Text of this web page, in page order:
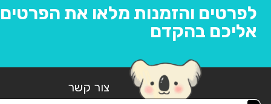
לפרטים והזמנות מלאו את הפרטים
אליכם בהקדם
צור קשר